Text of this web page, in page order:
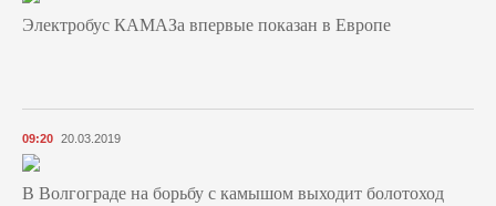
Электробус КАМАЗа впервые показан в Европе
09:20 20.03.2019
В Волгограде на борьбу с камышом выходит болотоход